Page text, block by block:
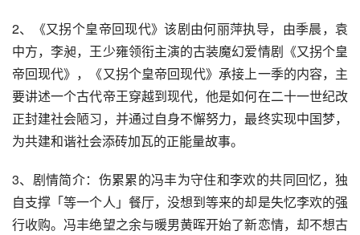
2、《又拐个皇帝回现代》该剧由何丽萍执导，由季晨，袁
中方，李昶，王少雍领衔主演的古装魔幻爱情剧《又拐个皇
帝回现代》，《又拐个皇帝回现代》承接上一季的内容，主
要讲述一个古代帝王穿越到现代，他是如何在二十一世纪改
正封建社会陋习，并通过自身不懈努力，最终实现中国梦，
为共建和谐社会添砖加瓦的正能量故事。
3、剧情简介：伤累累的冯丰为守住和李欢的共同回忆，独
自支撑「等一个人」餐厅，没想到等来的却是失忆李欢的强
行收购。冯丰绝望之余与暖男黄晖开始了新恋情，却不想古